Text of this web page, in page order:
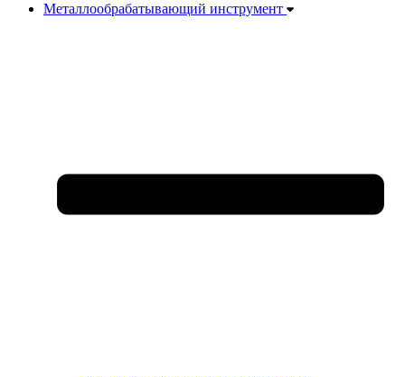
Металлообрабатывающий инструмент